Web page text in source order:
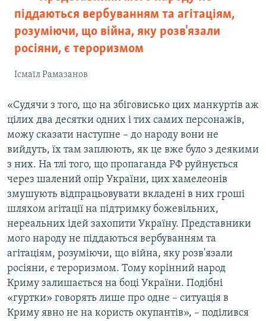
піддаються вербуванням та агітаціям,
розуміючи, що війна, яку розв'язали
росіяни, є тероризмом
Ісмаїл Рамазанов
«Судячи з того, що на збіговисько цих манкуртів аж
цілих два десятки одних і тих самих персонажів,
можу сказати наступне – до народу вони не
вийдуть, їх там заплюють, як це вже було з деякими
з них. На тлі того, що пропаганда РФ руйнується
через шалений опір України, цих хамелеонів
змушують відпрацьовувати вкладені в них гроші
шляхом агітації на підтримку божевільних,
нереальних ідей захопити Україну. Представники
мого народу не піддаються вербуванням та
агітаціям, розуміючи, що війна, яку розв'язали
росіяни, є тероризмом. Тому корінний народ
Криму залишається на боці України. Подібні
«гуртки» говорять лише про одне – ситуація в
Криму явно не на користь окупантів», – поділився